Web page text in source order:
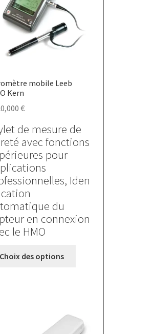
mobile Leeb
Kern
€
de mesure de
avec fonctions
pour
Iden
du
en connexion
le HMO
Choix des options
Les
options